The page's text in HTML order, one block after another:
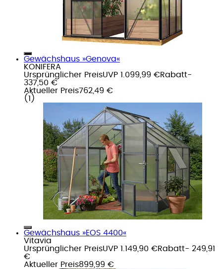
Gewächshaus »Genova«
KONIFERA
Ursprünglicher PreisUVP 1.099,99 €Rabatt-
337,50 €
Aktueller Preis762,49 €
( 1 )
Gewächshaus »EOS 4400«
Vitavia
Ursprünglicher PreisUVP 1.149,90 €Rabatt- 249,91
€
Aktueller Preis899,99 €